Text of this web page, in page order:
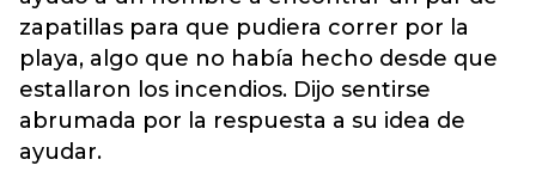
zapatillas para que pudiera correr por la
playa, algo que no había hecho desde que
estallaron los incendios. Dijo sentirse
abrumada por la respuesta a su idea de
ayudar.